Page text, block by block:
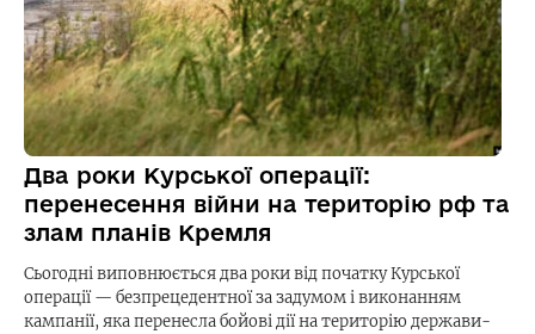
Два роки Курської операції:
перенесення війни на територію рф та
злам планів Кремля
Сьогодні виповнюється два роки від початку Курської
операції — безпрецедентної за задумом і виконанням
кампанії, яка перенесла бойові дії на територію держави-